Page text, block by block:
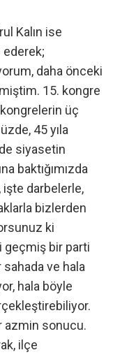
Kalın ise
daha önceki
15. kongre
üç
45 yıla
siyasetin
baktığımızda
işte darbelerle,
bizlerden
ki
geçmiş bir parti
sahada ve hala
hala böyle
azmin sonucu.
ilçe